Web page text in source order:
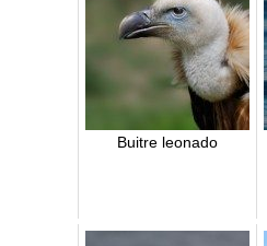
Buitre leonado